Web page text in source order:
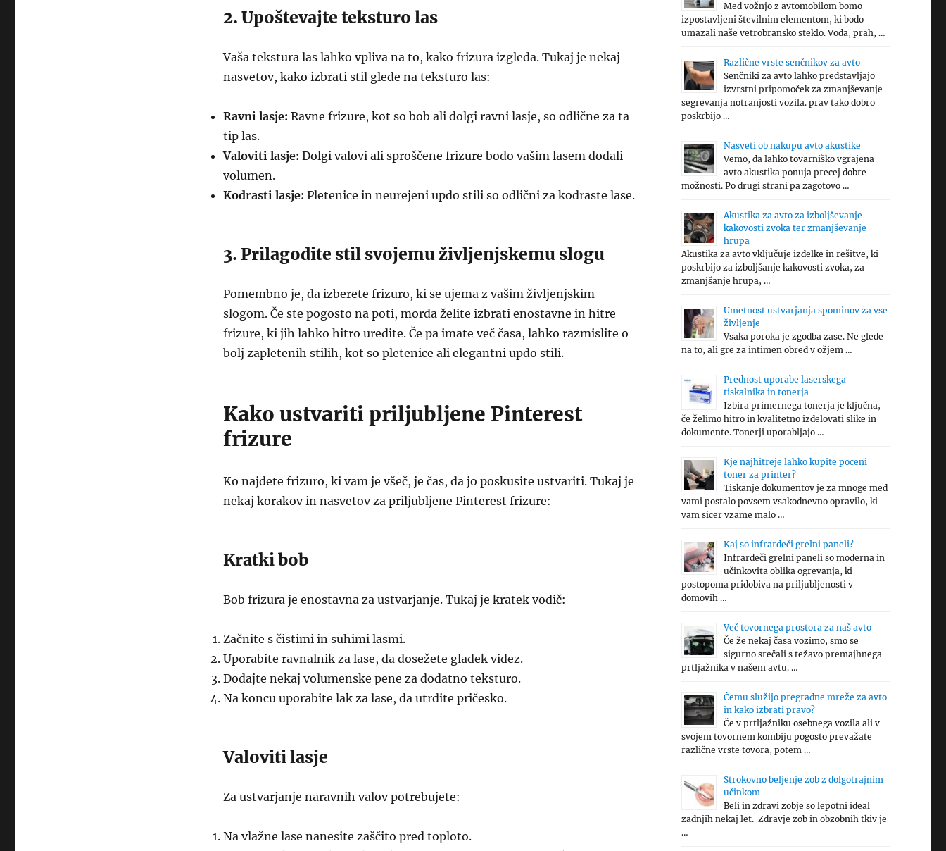
2. Upoštevajte teksturo las
Vaša tekstura las lahko vpliva na to, kako frizura izgleda. Tukaj je nekaj
nasvetov, kako izbrati stil glede na teksturo las:
Ravni lasje: Ravne frizure, kot so bob ali dolgi ravni lasje, so odlične za ta
tip las.
Valoviti lasje: Dolgi valovi ali sproščene frizure bodo vašim lasem dodali
volumen.
Kodrasti lasje: Pletenice in neurejeni updo stili so odlični za kodraste lase.
3. Prilagodite stil svojemu življenjskemu slogu
Pomembno je, da izberete frizuro, ki se ujema z vašim življenjskim
slogom. Če ste pogosto na poti, morda želite izbrati enostavne in hitre
frizure, ki jih lahko hitro uredite. Če pa imate več časa, lahko razmislite o
bolj zapletenih stilih, kot so pletenice ali elegantni updo stili.
Kako ustvariti priljubljene Pinterest
frizure
Ko najdete frizuro, ki vam je všeč, je čas, da jo poskusite ustvariti. Tukaj je
nekaj korakov in nasvetov za priljubljene Pinterest frizure:
Kratki bob
Bob frizura je enostavna za ustvarjanje. Tukaj je kratek vodič:
Začnite s čistimi in suhimi lasmi.
Uporabite ravnalnik za lase, da dosežete gladek videz.
Dodajte nekaj volumenske pene za dodatno teksturo.
Na koncu uporabite lak za lase, da utrdite pričesko.
Valoviti lasje
Za ustvarjanje naravnih valov potrebujete:
Na vlažne lase nanesite zaščito pred toploto.
Med vožnjo z avtomobilom bomo
izpostavljeni številnim elementom, ki bodo
umazali naše vetrobransko steklo. Voda, prah, …
Različne vrste senčnikov za avto
Senčniki za avto lahko predstavljajo
izvrstni pripomoček za zmanjševanje
segrevanja notranjosti vozila. prav tako dobro
poskrbijo …
Nasveti ob nakupu avto akustike
Vemo, da lahko tovarniško vgrajena
avto akustika ponuja precej dobre
možnosti. Po drugi strani pa zagotovo …
Akustika za avto za izboljševanje
kakovosti zvoka ter zmanjševanje
hrupa
Akustika za avto vključuje izdelke in rešitve, ki
poskrbijo za izboljšanje kakovosti zvoka, za
zmanjšanje hrupa, …
Umetnost ustvarjanja spominov za vse
življenje
Vsaka poroka je zgodba zase. Ne glede
na to, ali gre za intimen obred v ožjem …
Prednost uporabe laserskega
tiskalnika in tonerja
Izbira primernega tonerja je ključna,
če želimo hitro in kvalitetno izdelovati slike in
dokumente. Tonerji uporabljajo …
Kje najhitreje lahko kupite poceni
toner za printer?
Tiskanje dokumentov je za mnoge med
vami postalo povsem vsakodnevno opravilo, ki
vam sicer vzame malo …
Kaj so infrardeči grelni paneli?
Infrardeči grelni paneli so moderna in
učinkovita oblika ogrevanja, ki
postopoma pridobiva na priljubljenosti v
domovih …
Več tovornega prostora za naš avto
Če že nekaj časa vozimo, smo se
sigurno srečali s težavo premajhnega
prtljažnika v našem avtu. …
Čemu služijo pregradne mreže za avto
in kako izbrati pravo?
Če v prtljažniku osebnega vozila ali v
svojem tovornem kombiju pogosto prevažate
različne vrste tovora, potem …
Strokovno beljenje zob z dolgotrajnim
učinkom
Beli in zdravi zobje so lepotni ideal
zadnjih nekaj let. Zdravje zob in obzobnih tkiv je
…